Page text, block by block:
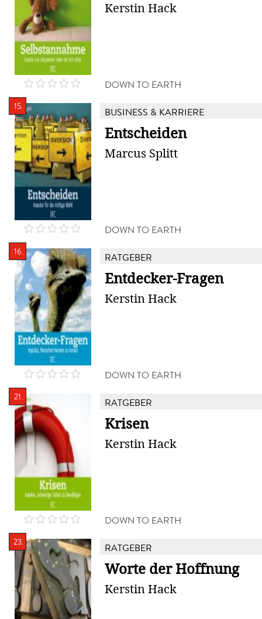
Kerstin Hack
DOWN TO EARTH
15. BUSINESS & KARRIERE
Entscheiden
Marcus Splitt
DOWN TO EARTH
16. RATGEBER
Entdecker-Fragen
Kerstin Hack
DOWN TO EARTH
21. RATGEBER
Krisen
Kerstin Hack
DOWN TO EARTH
23. RATGEBER
Worte der Hoffnung
Kerstin Hack